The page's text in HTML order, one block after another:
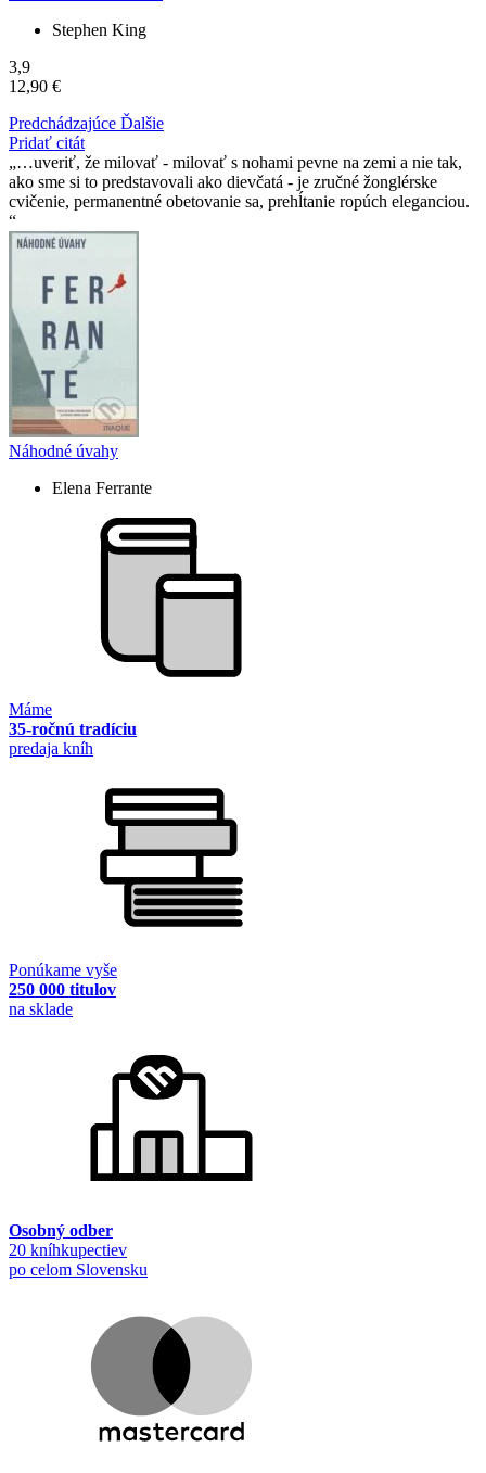
Stephen King
3,9
12,90 €
Predchádzajúce Ďalšie
Pridať citát
…uveriť, že milovať - milovať s nohami pevne na zemi a nie tak,
ako sme si to predstavovali ako dievčatá - je zručné žonglérske
cvičenie, permanentné obetovanie sa, prehĺtanie ropúch eleganciou.
Náhodné úvahy
Elena Ferrante
Máme
35-ročnú tradíciu
predaja kníh
Ponúkame vyše
250 000 titulov
na sklade
Osobný odber
20 kníhkupectiev
po celom Slovensku